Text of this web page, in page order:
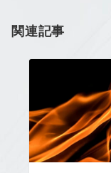
ン
関連記事